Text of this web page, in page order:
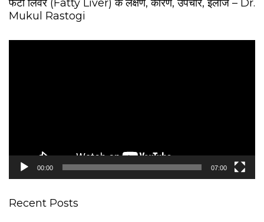
फैटी लिवर (Fatty Liver) के लक्षण, कारण, उपचार, इलाज – Dr.
Mukul Rastogi
00:00 07:00
Recent Posts